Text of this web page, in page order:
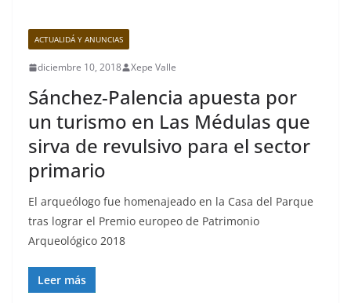
ACTUALIDÁ Y ANUNCIAS
diciembre 10, 2018 Xepe Valle
Sánchez-Palencia apuesta por
un turismo en Las Médulas que
sirva de revulsivo para el sector
primario
El arqueólogo fue homenajeado en la Casa del Parque
tras lograr el Premio europeo de Patrimonio
Arqueológico 2018
Leer más